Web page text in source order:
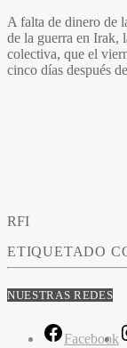
A falta de dinero de
de la guerra en Irak,
colectiva, que el
cinco días después
RFI
ETIQUETADO
NUESTRAS REDES
Facebook